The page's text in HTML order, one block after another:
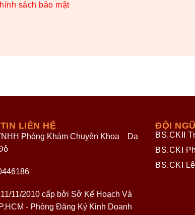
sách bảo mật
LIÊN HỆ
Phòng Khám Chuyên Khoa Da
11/2010 cấp bởi Sở Kế Hoạch Và
- Phòng Đăng Ký Kinh Doanh
ĐỘI
BS.CKII
BS.CKI
BS.CKI